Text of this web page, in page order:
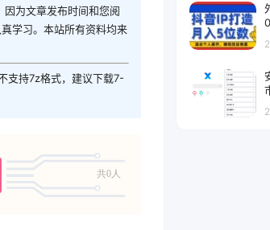
为文章发布时间和您阅
学习。本站所有资料均来
支持7z格式，建议下载7-
共0人